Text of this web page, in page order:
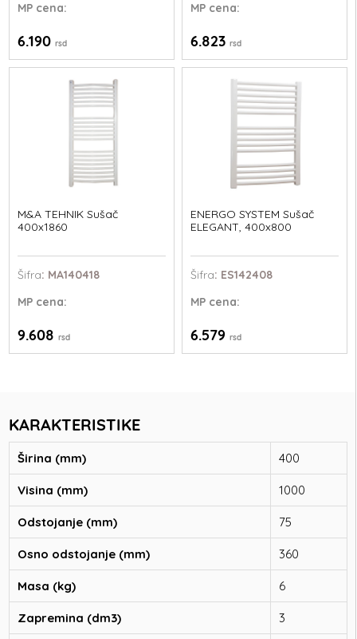
MP cena:
6.190rsd
MPcena:
6.823 rsd
M&A TEHNIK Sušač
400x1860
Šifra: MA140418
MP cena:
9.608rsd
ENERGO SYSTEM Sušač
ELEGANT, 400x800
Šifra: ES142408
MPcena:
6.579 rsd
KARAKTERISTIKE
Širina (mm) 400
Visina (mm) 1000
Odstojanje (mm) 75
Osno odstojanje (mm) 360
Masa (kg) 6
Zapremina (dm3) 3